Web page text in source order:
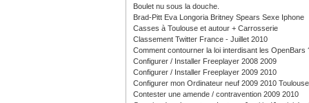
Boulet nu sous la douche.
Brad-Pitt Eva Longoria Britney Spears Sexe Iphone
Casses à Toulouse et autour + Carrosserie
Classement Twitter France - Juillet 2010
Comment contourner la loi interdisant les OpenBars
Configurer / Installer Freeplayer 2008 2009
Configurer / Installer Freeplayer 2009 2010
Configurer mon Ordinateur neuf 2009 2010 Toulouse
Contester une amende / contravention 2009 2010